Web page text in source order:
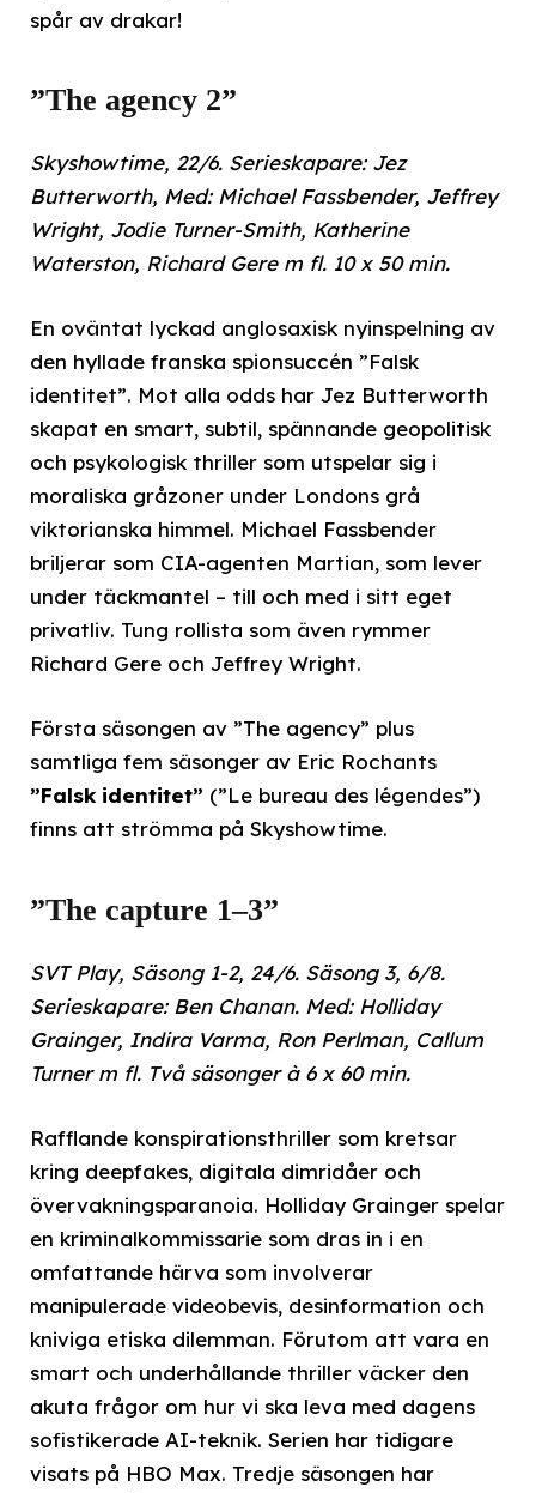
spår av drakar!
”The agency 2”
Skyshowtime, 22/6. Serieskapare: Jez
Butterworth, Med: Michael Fassbender, Jeffrey
Wright, Jodie Turner-Smith, Katherine
Waterston, Richard Gere m fl. 10 x 50 min.
En oväntat lyckad anglosaxisk nyinspelning av
den hyllade franska spionsuccén ”Falsk
identitet”. Mot alla odds har Jez Butterworth
skapat en smart, subtil, spännande geopolitisk
och psykologisk thriller som utspelar sig i
moraliska gråzoner under Londons grå
viktorianska himmel. Michael Fassbender
briljerar som CIA-agenten Martian, som lever
under täckmantel – till och med i sitt eget
privatliv. Tung rollista som även rymmer
Richard Gere och Jeffrey Wright.
Första säsongen av ”The agency” plus
samtliga fem säsonger av Eric Rochants
”Falsk identitet” (”Le bureau des légendes”)
finns att strömma på Skyshowtime.
”The capture 1–3”
SVT Play, Säsong 1-2, 24/6. Säsong 3, 6/8.
Serieskapare: Ben Chanan. Med: Holliday
Grainger, Indira Varma, Ron Perlman, Callum
Turner m fl. Två säsonger à 6 x 60 min.
Rafflande konspirationsthriller som kretsar
kring deepfakes, digitala dimridåer och
övervakningsparanoia. Holliday Grainger spelar
en kriminalkommissarie som dras in i en
omfattande härva som involverar
manipulerade videobevis, desinformation och
kniviga etiska dilemman. Förutom att vara en
smart och underhållande thriller väcker den
akuta frågor om hur vi ska leva med dagens
sofistikerade AI-teknik. Serien har tidigare
visats på HBO Max. Tredje säsongen har